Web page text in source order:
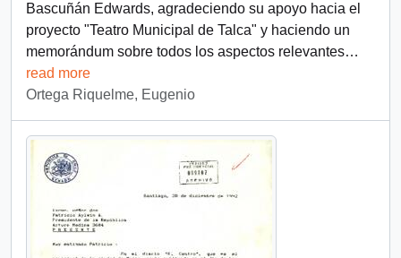
Bascuñán Edwards, agradeciendo su apoyo hacia el
proyecto "Teatro Municipal de Talca" y haciendo un
memorándum sobre todos los aspectos relevantes…
read more
Ortega Riquelme, Eugenio